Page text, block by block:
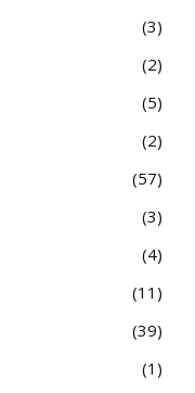
3
2
5
2
57
3
4
11
39
1